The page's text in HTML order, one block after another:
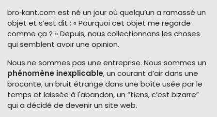
bro‑kant.com est né un jour où quelqu’un a ramassé un
objet et s’est dit : « Pourquoi cet objet me regarde
comme ça ? » Depuis, nous collectionnons les choses
qui semblent avoir une opinion.
Nous ne sommes pas une entreprise. Nous sommes un
phénomène inexplicable, un courant d’air dans une
brocante, un bruit étrange dans une boîte usée par le
temps et laissée à l'abandon, un “tiens, c’est bizarre”
qui a décidé de devenir un site web.